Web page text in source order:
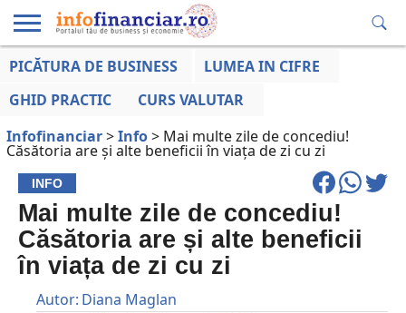
EDUCAȚIE
LA ZI
AFACERILOR
PICĂTURA DE BUSINESS
LUMEA IN CIFRE
GHID PRACTIC
CURS VALUTAR
Infofinanciar>Info> Mai multe zile de concediu!
Căsătoria are și alte beneficii în viața de zi cu zi
INFO
Mai multe zile de concediu!
Căsătoria are și alte beneficii
în viața de zi cu zi
Autor: Diana Maglan